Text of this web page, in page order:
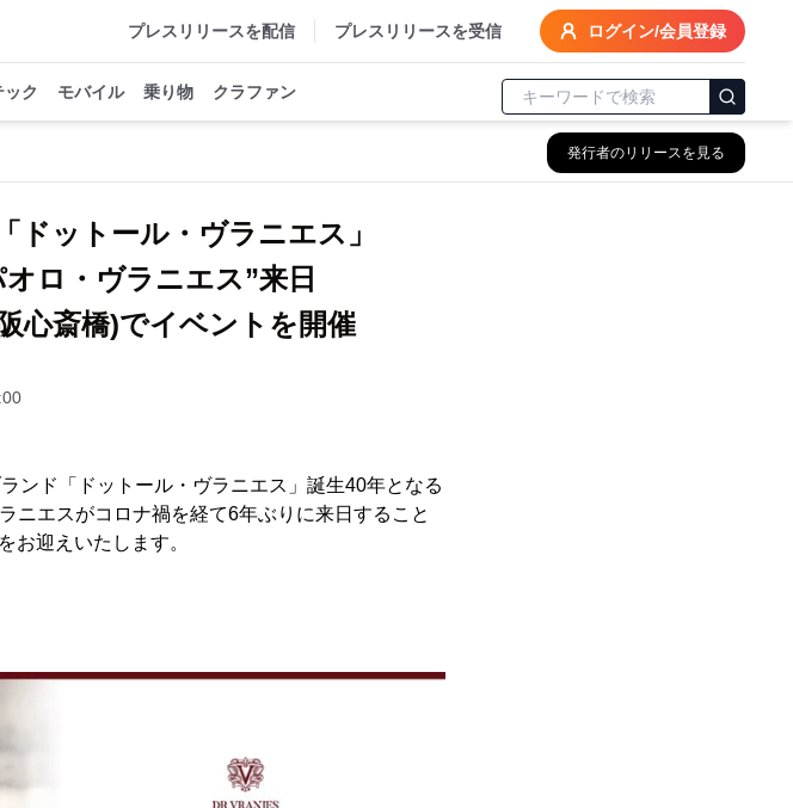
プレスリリースを配信 プレスリリースを受信 ログイン/会員登録
ック モバイル 乗り物 クラファン
発行者のリリースを見る
ットール・ヴラニエス」
オロ・ヴラニエス”来日
心斎橋)でイベントを開催
ンド「ドットール・ヴラニエス」誕生40年となる
ニエスがコロナ禍を経て6年ぶりに来日すること
お迎えいたします。